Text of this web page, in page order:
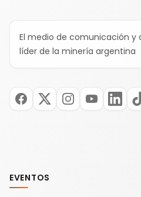
El medio de comunicación y
líder de la minería argentina
EVENTOS